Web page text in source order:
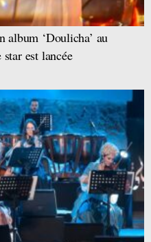
album ‘Doulicha’ au
est lancée